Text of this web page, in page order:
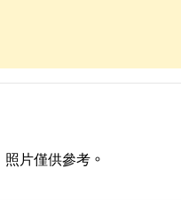
片僅供參考。